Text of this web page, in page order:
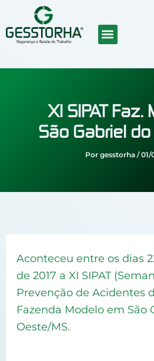
para
XI SIPAT Faz.
São Gabriel do
Por gesstorha /01/
Aconteceu entre os dias
de 2017 a XI SIPAT
Prevenção de Acidentes
Fazenda Modelo em São
Oeste/MS.